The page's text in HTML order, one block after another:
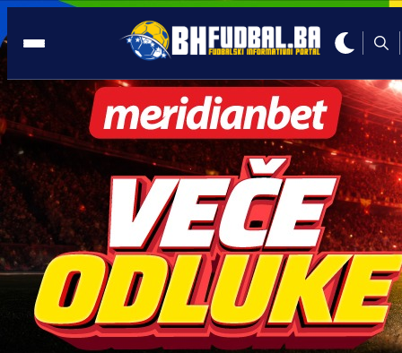
BH. TALENTI
12:51, 09.09.2025
Super talentirana braća Omerović
Vanje i Sergeja Milinković Savić